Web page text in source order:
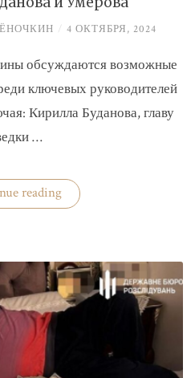
/ 4 ОКТЯБРЯ, 2024
обсуждаются возможные
ключевых руководителей
Кирилла Буданова, главу
…
reading«На
Банковой
Буданова
и
Умерова»